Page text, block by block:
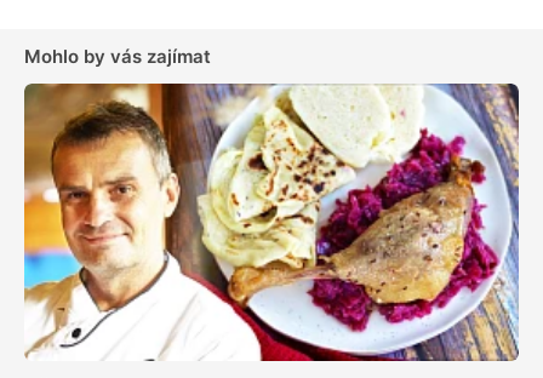
Mohlo by vás zajímat